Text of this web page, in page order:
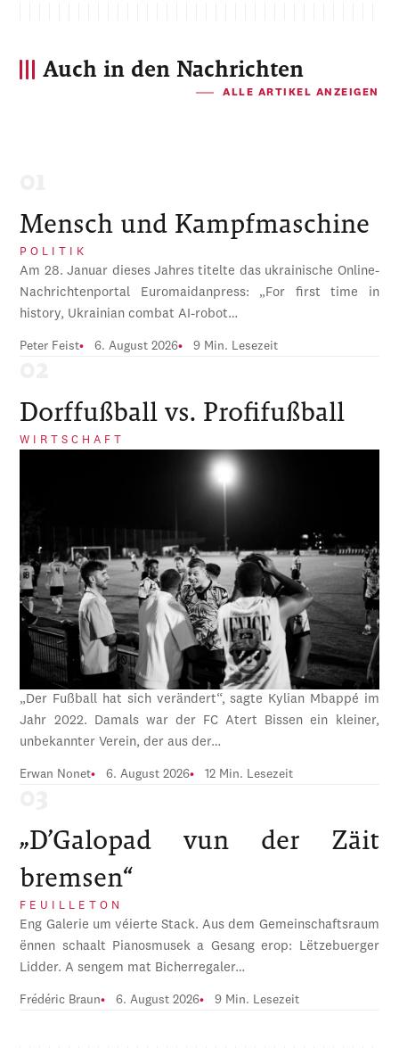
Auch in den Nachrichten
ALLE ARTIKEL ANZEIGEN
Mensch und Kampfmaschine
POLITIK
Am 28. Januar dieses Jahres titelte das ukrainische Online-
Nachrichtenportal Euromaidanpress: „For first time in
history, Ukrainian combat AI-robot…
Peter Feist 6. August 2026 9 Min. Lesezeit
Dorffußball vs. Profifußball
WIRTSCHAFT
„Der Fußball hat sich verändert“, sagte Kylian Mbappé im
Jahr 2022. Damals war der FC Atert Bissen ein kleiner,
unbekannter Verein, der aus der…
Erwan Nonet 6. August 2026 12 Min. Lesezeit
„D’Galopad vun der Zäit
bremsen“
FEUILLETON
Eng Galerie um véierte Stack. Aus dem Gemeinschaftsraum
ënnen schaalt Pianosmusek a Gesang erop: Lëtzebuerger
Lidder. A sengem mat Bicherregaler…
Frédéric Braun 6. August 2026 9 Min. Lesezeit